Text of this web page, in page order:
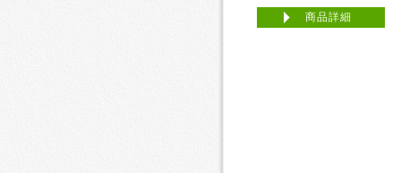
商品詳細